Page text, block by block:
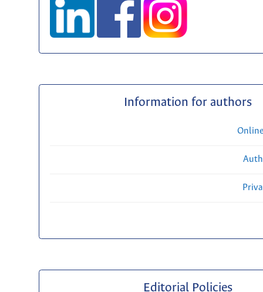
Information for authors
Editorial Policies